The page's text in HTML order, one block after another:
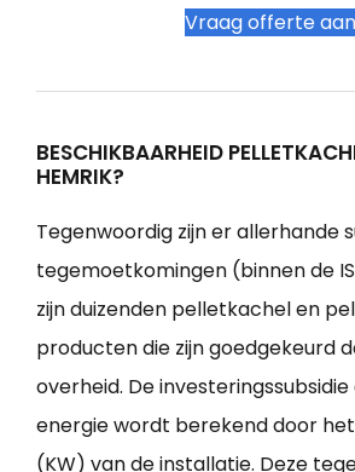
Vraag offerte aan
BESCHIKBAARHEID
HEMRIK?
Tegenwoordig zijn er allerhande
tegemoetkomingen (binnen de
zijn duizenden pelletkachel en
producten die zijn goedgekeurd
overheid. De
energie wordt berekend door
(KW) van de installatie. Deze